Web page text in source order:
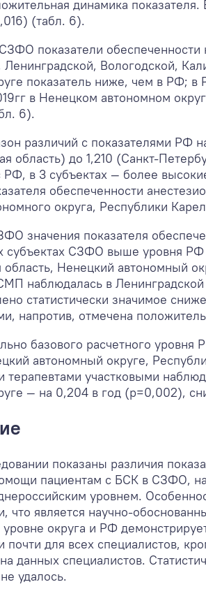
динамика
(табл. 6).
показатели
Ленинградской, Вологодской,
показатель ниже, чем в РФ;
в Ненецком автономном
6).
различий с показателями РФ
область) до 1,210 (Санкт-
в 3 субъектах — более
обеспеченности
округа, Республики
значения показателя
субъектах СЗФО выше уровня
область, Ненецкий автономный
наблюдалась в Ленинградской
статистически значимое
напротив, отмечена
базового расчетного уровня
автономный округе,
терапевтами участковыми
— на 0,204 в год (р=0,002),
показаны различия
пациентам с БСК в СЗФО, на
уровнем.
что является научно-
уровне округа и РФ
почти для всех специалистов,
данных специалистов.
удалось.